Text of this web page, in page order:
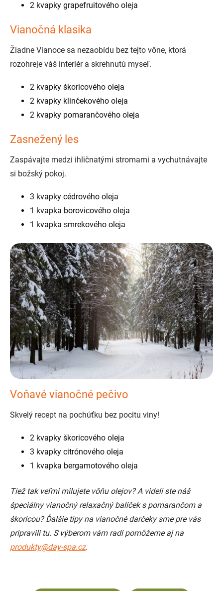
2 kvapky grapefruitového oleja
Vianočná klasika
Žiadne Vianoce sa nezaobídu bez tejto vône, ktorá
rozohreje váš interiér a skrehnutú myseľ.
2 kvapky škoricového oleja
2 kvapky klinčekového oleja
2 kvapky pomarančového oleja
Zasnežený les
Zaspávajte medzi ihličnatými stromami a vychutnávajte
si božský pokoj.
3 kvapky cédrového oleja
1 kvapka borovicového oleja
1 kvapka smrekového oleja
Voňavé vianočné pečivo
Skvelý recept na pochúťku bez pocitu viny!
2 kvapky škoricového oleja
3 kvapky citrónového oleja
1 kvapka bergamotového oleja
Tiež tak veľmi milujete vôňu olejov? A videli ste náš
špeciálny vianočný relaxačný balíček s pomarančom a
škoricou? Ďalšie tipy na vianočné darčeky sme pre vás
pripravili tu. S výberom vám radi pomôžeme aj na
produkty@day-spa.cz.